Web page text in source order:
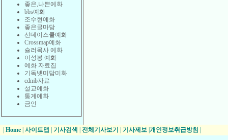
좋은,나쁜예화
bbs예화
조수현예화
좋은글마당
선데이스쿨예화
Crossmap예화
슐러목사 예화
이성봉 예화
예화 자료집
기독넷미담미화
cdmb자료
설교예화
통계예화
금언
Home 사이트맵 기사검색 전체기사보기 기사제보 개인정보취급방침